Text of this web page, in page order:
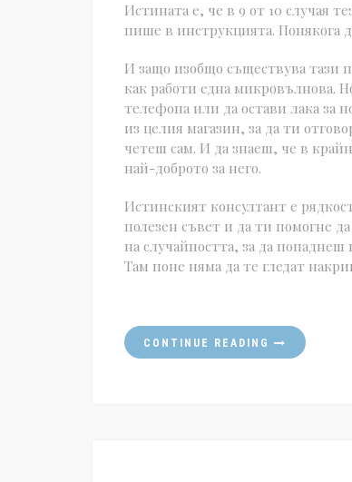
Истината е, че в 9 от 10 случая
пише в инструкцията. Понякога
И защо изобщо съществува тази
как работи една микровълнова.
телефона или да остави лака за
из целия магазин, за да ти
четеш сам. И да знаеш, че в
най-доброто за него.
Истинският консултант е
полезен съвет и да ти помогне
на случайността, за да
Там поне няма да те гледат
CONTINUE READING